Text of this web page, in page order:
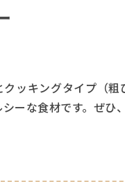
ッキングタイプ（
ーな食材です。ぜひ